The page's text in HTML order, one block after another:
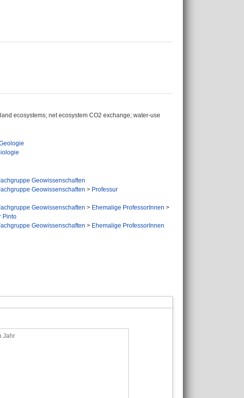
ecosystems; net ecosystem CO2 exchange; water-use
Geowissenschaften
Geowissenschaften > Professur
Geowissenschaften > Ehemalige ProfessorInnen >
Pinto
Geowissenschaften > Ehemalige ProfessorInnen
Jahr